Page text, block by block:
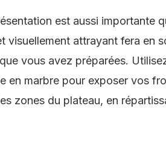
est aussi importante
visuellement attrayant fera en
vous avez préparées.
en marbre pour exposer vos
zones du plateau, en